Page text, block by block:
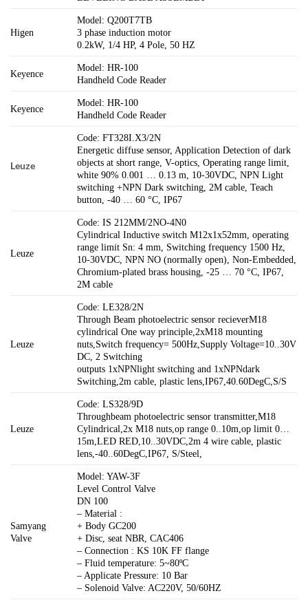
Higen
Model: Q200T7TB
3 phase induction motor
0.2kW, 1/4 HP, 4 Pole, 50 HZ
Keyence
Model: HR-100
Handheld Code Reader
Keyence
Model: HR-100
Handheld Code Reader
Leuze
Code: FT328I.X3/2N
Energetic diffuse sensor, Application Detection of dark
objects at short range, V-optics, Operating range limit,
white 90% 0.001 … 0.13 m, 10-30VDC, NPN Light
switching +NPN Dark switching, 2M cable, Teach
button, -40 … 60 °C, IP67
Leuze
Code: IS 212MM/2NO-4N0
Cylindrical Inductive switch M12x1x52mm, operating
range limit Sn: 4 mm, Switching frequency 1500 Hz,
10-30VDC, NPN NO (normally open), Non-Embedded,
Chromium-plated brass housing, -25 … 70 °C, IP67,
2M cable
Leuze
Code: LE328/2N
Through Beam photoelectric sensor recieverM18
cylindrical One way principle,2xM18 mounting
nuts,Switch frequency= 500Hz,Supply Voltage=10..30V
DC, 2 Switching
outputs 1xNPNlight switching and 1xNPNdark
Switching,2m cable, plastic lens,IP67,40.60DegC,S/S
Leuze
Code: LS328/9D
Throughbeam photoelectric sensor transmitter,M18
Cylindrical,2x M18 nuts,op range 0..10m,op limit 0…
15m,LED RED,10..30VDC,2m 4 wire cable, plastic
lens,-40..60DegC,IP67, S/Steel,
Samyang
Valve
Model: YAW-3F
Level Control Valve
DN 100
– Material :
+ Body GC200
+ Disc, seat NBR, CAC406
– Connection : KS 10K FF flange
– Fluid temperature: 5~80ºC
– Applicate Pressure: 10 Bar
– Solenoid Valve: AC220V, 50/60HZ